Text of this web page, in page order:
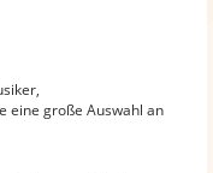
eine große Auswahl an